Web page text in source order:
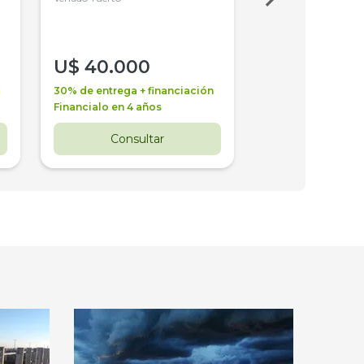
U$ 40.000
30% de entrega + financiación
Financialo en 4 años
Consultar